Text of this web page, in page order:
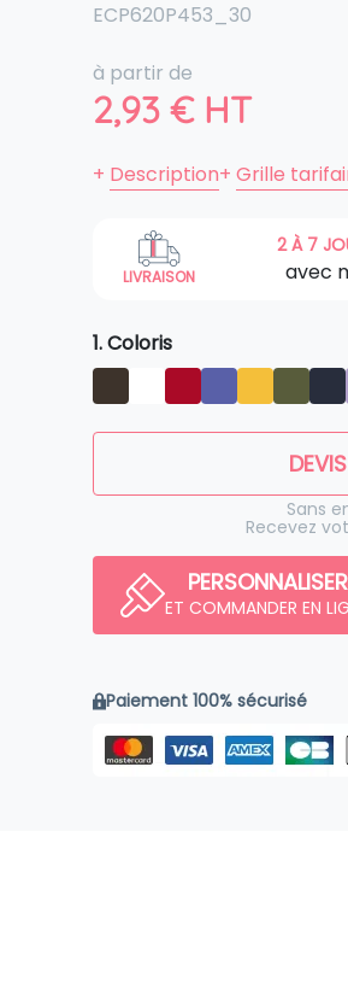
ECP620P453_30
à partir de
2,93 €HT
+ Description+ Grille
LIVRAISON
2 À 7
avec
1. Coloris
Sans
Recevez
PERSONNALISER
ET COMMANDER EN
Paiement 100% sécurisé